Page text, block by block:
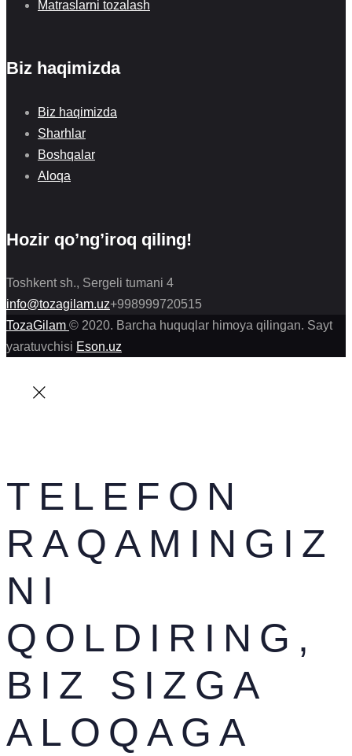
Matraslarni tozalash
Biz haqimizda
Biz haqimizda
Sharhlar
Boshqalar
Aloqa
Hozir qo’ng’iroq qiling!
Toshkent sh., Sergeli tumani 4
info@tozagilam.uz+998999720515
TozaGilam © 2020. Barcha huquqlar himoya qilingan. Sayt
yaratuvchisi Eson.uz
TELEFON
RAQAMINGIZ
NI
QOLDIRING,
BIZ SIZGA
ALOQAGA